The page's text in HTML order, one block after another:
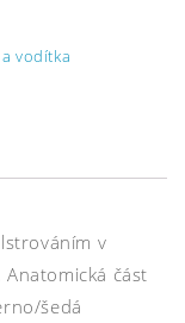
vodítka
v
část
šedá